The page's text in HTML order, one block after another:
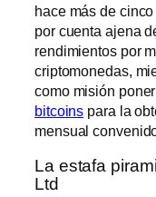
hace más de
por cuenta ajena
rendimientos por
criptomonedas,
como misión
bitcoins para la
mensual
La estafa
Ltd